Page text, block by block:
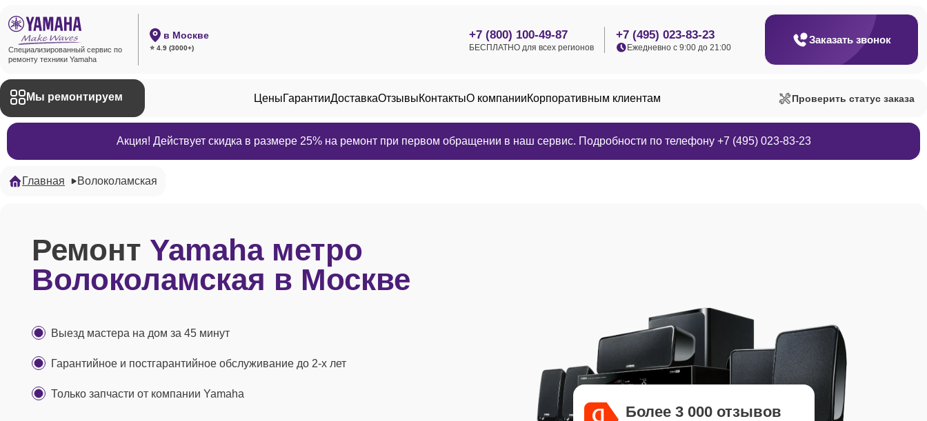
Специализированный сервис по
ремонту техники Yamaha
в Москве
⭐ 4.9 (3000+)
+7 (800) 100-49-87
БЕСПЛАТНО для всех регионов
+7 (495) 023-83-23
Ежедневно с 9:00 до 21:00
Заказать звонок
Мы ремонтируем ЦеныГарантииДоставкаОтзывыКонтактыО компанииКорпоративным клиентам Проверить статус заказа
Акция! Действует скидка в размере 25% на ремонт при первом обращении в наш сервис. Подробности по телефону +7 (495) 023-83-23
Главная Волоколамская
Ремонт Yamaha метро
Волоколамская в Москве
Выезд мастера на дом за 45 минут
Гарантийное и постгарантийное обслуживание до 2-х лет
Только запчасти от компании Yamaha
Более 3 000 отзывов